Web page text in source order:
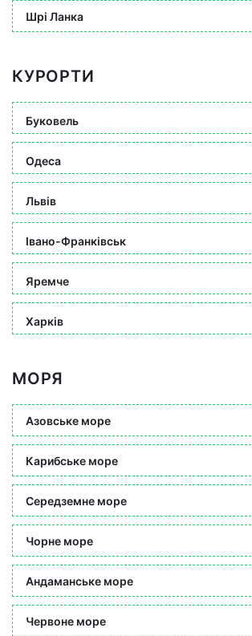
Шрі Ланка
КУРОРТИ
Буковель
Одеса
Львів
Івано-Франківськ
Яремче
Харків
МОРЯ
Азовське море
Карибське море
Середземне море
Чорне море
Андаманське море
Червоне море